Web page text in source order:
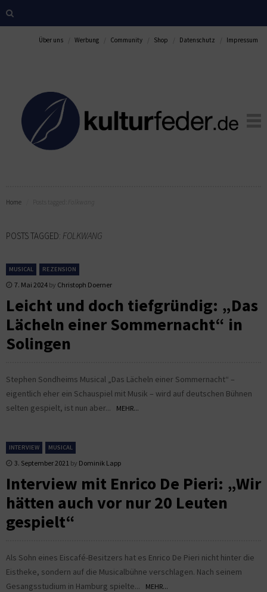
Über uns Werbung Community Shop Datenschutz Impressum
Home
POSTS TAGGED: FOLKWANG
MUSICAL REZENSION
7. Mai 2024 by Christoph Doerner
Leicht und doch tiefgründig: „Das
Lächeln einer Sommernacht“ in
Solingen
Stephen Sondheims Musical „Das Lächeln einer Sommernacht“ –
eigentlich eher ein Schauspiel mit Musik – wird auf deutschen Bühnen
selten gespielt, ist nun aber...
MEHR...
INTERVIEW MUSICAL
3. September 2021 by Dominik Lapp
Interview mit Enrico De Pieri: „Wir
hätten auch vor nur 20 Leuten
gespielt“
Als Sohn eines Eiscafé-Besitzers hat es Enrico De Pieri nicht hinter die
Eistheke, sondern auf die Musicalbühne verschlagen. Nach seinem
Gesangsstudium in Hamburg spielte...
MEHR...